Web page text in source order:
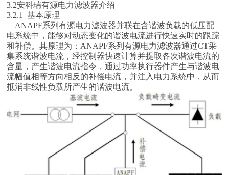
3.2安科瑞有源电力滤波器介绍
3.2.1 基本原理
ANAPF系列有源电力滤波器并联在含谐波负载的低压配
电系统中，能够对动态变化的谐波电流进行快速实时的跟踪
和补偿。其原理为：ANAPF系列有源电力滤波器通过CT采
集系统谐波电流，经控制器快速计算并提取各次谐波电流的
含量，产生谐波电流指令，通过功率执行器件产生与谐波电
流幅值相等方向相反的补偿电流，并注入电力系统中，从而
抵消非线性负载所产生的谐波电流。